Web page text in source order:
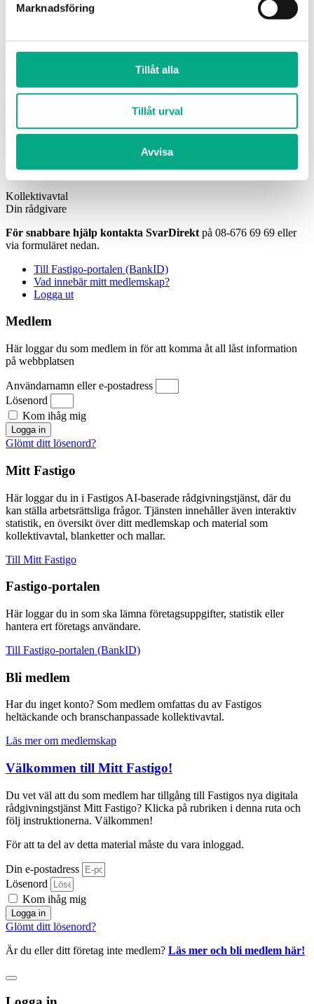
Marknadsföring
Tillåt alla
Tillåt urval
Avvisa
För allmänna frågor:
Övriga kontaktvägar
Instagram Facebook
Min sida
Här har vi samlat dina kollektivavtal, snabblänkar och
kontaktuppgifter till din personliga rådgivare
Kollektivavtal
Din rådgivare
För snabbare hjälp kontakta SvarDirekt på 08-676 69 69 eller
via formuläret nedan.
Till Fastigo-portalen (BankID)
Vad innebär mitt medlemskap?
Logga ut
Medlem
Här loggar du som medlem in för att komma åt all låst information
på webbplatsen
Användarnamn eller e-postadress
Lösenord
Kom ihåg mig
Logga in
Glömt ditt lösenord?
Mitt Fastigo
Här loggar du in i Fastigos AI-baserade rådgivningstjänst, där du
kan ställa arbetsrättsliga frågor. Tjänsten innehåller även interaktiv
statistik, en översikt över ditt medlemskap och material som
kollektivavtal, blanketter och mallar.
Till Mitt Fastigo
Fastigo-portalen
Här loggar du in som ska lämna företagsuppgifter, statistik eller
hantera ert företags användare.
Till Fastigo-portalen (BankID)
Bli medlem
Har du inget konto? Som medlem omfattas du av Fastigos
heltäckande och branschanpassade kollektivavtal.
Läs mer om medlemskap
Välkommen till Mitt Fastigo!
Du vet väl att du som medlem har tillgång till Fastigos nya digitala
rådgivningstjänst Mitt Fastigo? Klicka på rubriken i denna ruta och
följ instruktionerna. Välkommen!
För att ta del av detta material måste du vara inloggad.
Din e-postadress
Lösenord
Kom ihåg mig
Logga in
Glömt ditt lösenord?
Är du eller ditt företag inte medlem? Läs mer och bli medlem här!